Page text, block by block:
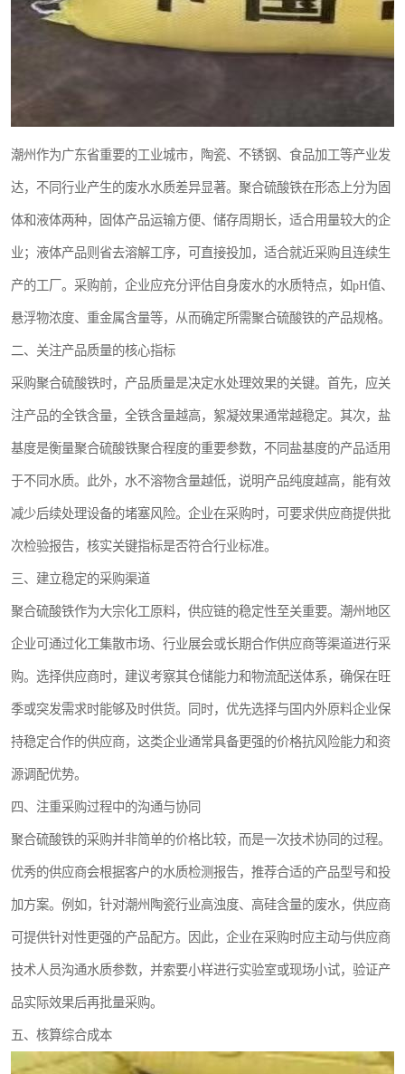
潮州作为广东省重要的工业城市，陶瓷、不锈钢、食品加工等产业发
达，不同行业产生的废水水质差异显著。聚合硫酸铁在形态上分为固
体和液体两种，固体产品运输方便、储存周期长，适合用量较大的企
业；液体产品则省去溶解工序，可直接投加，适合就近采购且连续生
产的工厂。采购前，企业应充分评估自身废水的水质特点，如pH值、
悬浮物浓度、重金属含量等，从而确定所需聚合硫酸铁的产品规格。
二、关注产品质量的核心指标
采购聚合硫酸铁时，产品质量是决定水处理效果的关键。首先，应关
注产品的全铁含量，全铁含量越高，絮凝效果通常越稳定。其次，盐
基度是衡量聚合硫酸铁聚合程度的重要参数，不同盐基度的产品适用
于不同水质。此外，水不溶物含量越低，说明产品纯度越高，能有效
减少后续处理设备的堵塞风险。企业在采购时，可要求供应商提供批
次检验报告，核实关键指标是否符合行业标准。
三、建立稳定的采购渠道
聚合硫酸铁作为大宗化工原料，供应链的稳定性至关重要。潮州地区
企业可通过化工集散市场、行业展会或长期合作供应商等渠道进行采
购。选择供应商时，建议考察其仓储能力和物流配送体系，确保在旺
季或突发需求时能够及时供货。同时，优先选择与国内外原料企业保
持稳定合作的供应商，这类企业通常具备更强的价格抗风险能力和资
源调配优势。
四、注重采购过程中的沟通与协同
聚合硫酸铁的采购并非简单的价格比较，而是一次技术协同的过程。
优秀的供应商会根据客户的水质检测报告，推荐合适的产品型号和投
加方案。例如，针对潮州陶瓷行业高浊度、高硅含量的废水，供应商
可提供针对性更强的产品配方。因此，企业在采购时应主动与供应商
技术人员沟通水质参数，并索要小样进行实验室或现场小试，验证产
品实际效果后再批量采购。
五、核算综合成本